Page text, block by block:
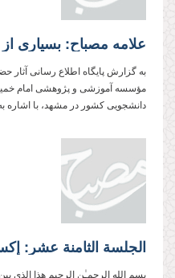
به گزارش پایگاه اطلاع رسانی آثار
مؤسسه آموزشی و پژوهشی امام
دانشجویی کشور در مشهد، با اشاره
الجلسة الثامنة عشر:
بسم الله الرحمـٰن الرحیم هذا الذی